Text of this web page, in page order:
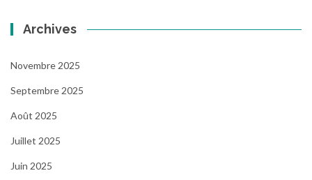
Archives
Novembre 2025
Septembre 2025
Août 2025
Juillet 2025
Juin 2025